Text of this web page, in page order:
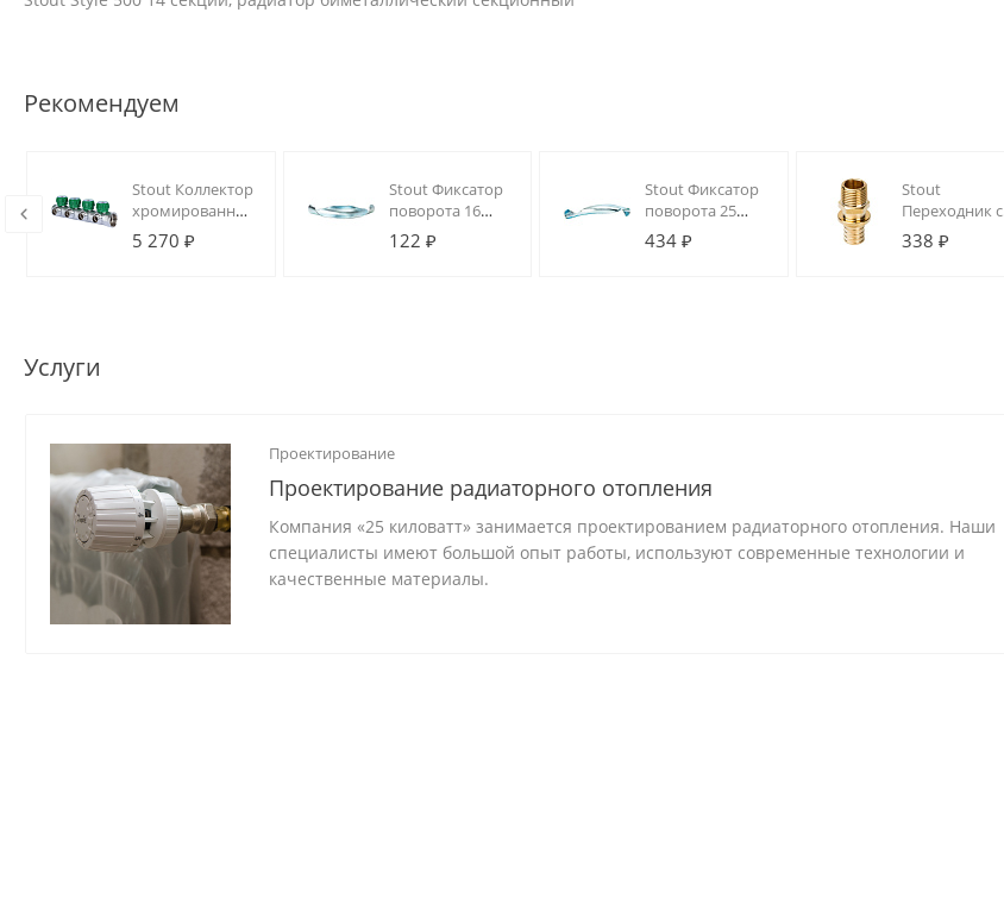
Рекомендуем
Stout Коллектор
хромированный
1", 4 отвода,
подключение
5 270 ₽
Stout Фиксатор
поворота 16
(металл)
122 ₽
Stout Фиксатор
поворота 25
(металл)
434 ₽
Stout
Переходник с
наружной
резьбой 20xR
338 ₽
Услуги
Проектирование
Проектирование радиаторного отопления
Компания «25 киловатт» занимается проектированием радиаторного отопления. Наши
специалисты имеют большой опыт работы, используют современные технологии и
качественные материалы.